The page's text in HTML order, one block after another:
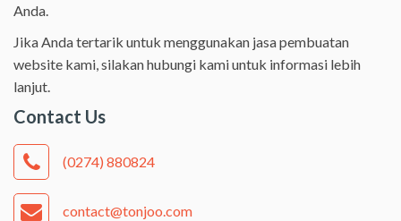
Anda.
Jika Anda tertarik untuk menggunakan jasa pembuatan
website kami, silakan hubungi kami untuk informasi lebih
lanjut.
Contact Us
(0274) 880824
contact@tonjoo.com